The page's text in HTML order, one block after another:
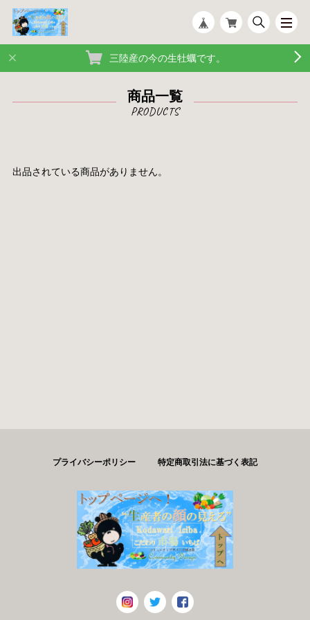
三陸産の今の生牡蠣です。
商品一覧
出品されている商品がありません。
プライバシーポリシー 特定商取引法に基づく表記